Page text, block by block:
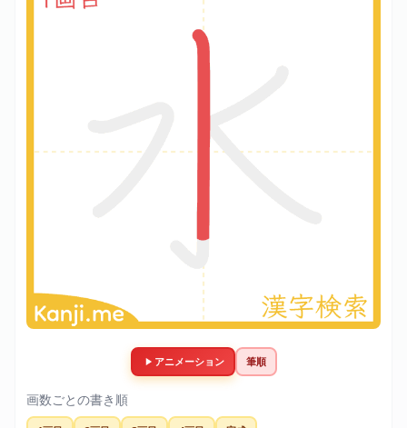
アニメーション 筆順
画数ごとの書き順